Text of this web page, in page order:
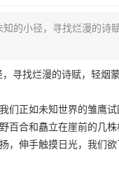
小径，寻找烂漫的诗
找烂漫的诗赋，轻烟
正如未知世界的雏鹰试
合和矗立在崖前的几
，伸手触摸日光，我们